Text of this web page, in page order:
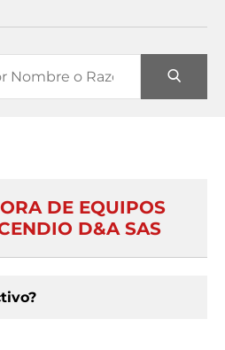
DE EQUIPOS
D&A SAS